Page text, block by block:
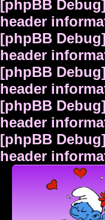
[phpBB
header
[phpBB
header
[phpBB
header
[phpBB
header
[phpBB
header